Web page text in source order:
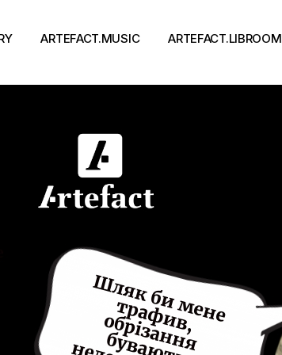
ARTEFACT.MUSIC
Концерти
ARTEFACT.LIBROOM